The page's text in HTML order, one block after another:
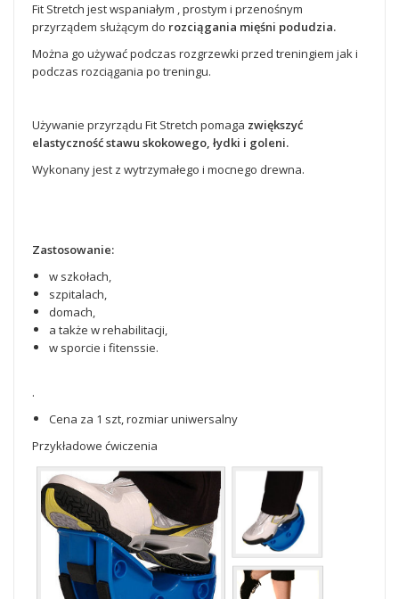
Fit Stretch jest wspaniałym , prostym i przenośnym
przyrządem służącym do rozciągania mięśni podudzia.
Można go używać podczas rozgrzewki przed treningiem jak i
podczas rozciągania po treningu.
Używanie przyrządu Fit Stretch pomaga zwiększyć
elastyczność stawu skokowego, łydki i goleni.
Wykonany jest z wytrzymałego i mocnego drewna.
Zastosowanie:
w szkołach,
szpitalach,
domach,
a także w rehabilitacji,
w sporcie i fitenssie.
.
Cena za 1 szt, rozmiar uniwersalny
Przykładowe ćwiczenia